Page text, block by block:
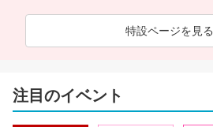
特設ページを見る
注目のイベント